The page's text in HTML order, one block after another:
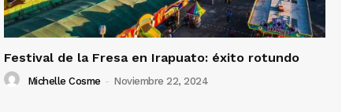
Festival de la Fresa en Irapuato: éxito rotundo
Michelle Cosme - Noviembre 22, 2024